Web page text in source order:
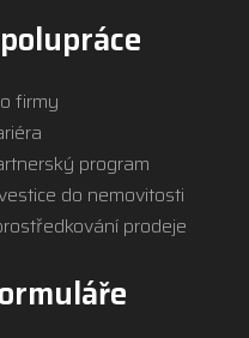
firmy
program
do nemovitosti
prodeje